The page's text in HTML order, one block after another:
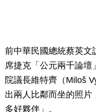
前中華民國總統蔡英文
席捷克「公元兩千論
院議長維特齊（Miloš
出兩人比鄰而坐的照
多好夥伴」。